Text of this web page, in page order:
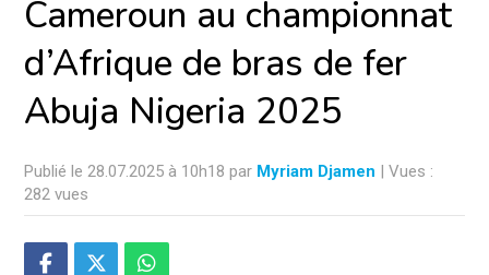
Cameroun au championnat
d’Afrique de bras de fer
Abuja Nigeria 2025
Publié le 28.07.2025 à 10h18 par Myriam Djamen | Vues :
282 vues